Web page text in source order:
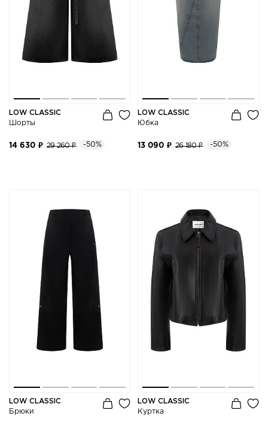
LOW CLASSIC
Шорты
14 630 ₽ 29 260 ₽ -50%
LOW CLASSIC
Юбка
13 090 ₽ 26 180 ₽ -50%
LOW CLASSIC
Брюки
LOW CLASSIC
Куртка